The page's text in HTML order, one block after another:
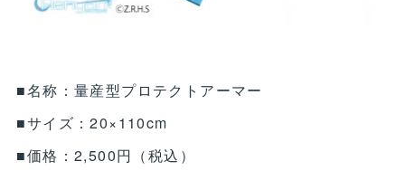
■名称：量産型プロテクトアーマー
■サイズ：20×110cm
■価格：2,500円（税込）